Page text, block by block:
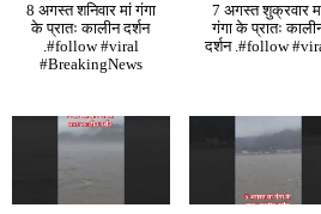
8 अगस्त शनिवार मां गंगा
के प्रातः कालीन दर्शन
.#follow #viral
#BreakingNews
7 अगस्त शुक्रवार
गंगा के प्रातः
दर्शन .#follow